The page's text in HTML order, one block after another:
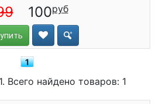
100
1
Всего найдено товаров: 1